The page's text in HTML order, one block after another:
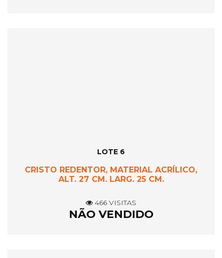
LOTE 6
CRISTO REDENTOR, MATERIAL ACRÍLICO,
ALT. 27 CM. LARG. 25 CM.
466 VISITAS
NÃO VENDIDO